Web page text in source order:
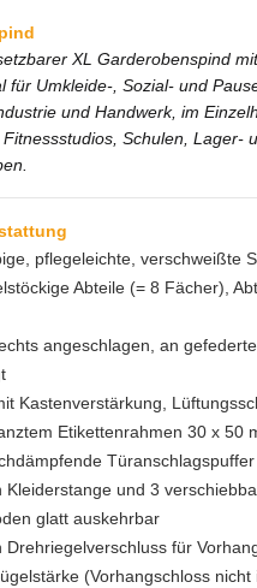
XL Garderobenspind
für Umkleide-, Sozial- und
und Handwerk, im
Schulen, Lager-
pflegeleichte, verschweißte
Abteile (= 8 Fächer),
angeschlagen, an
Kastenverstärkung,
Etikettenrahmen 30 x 50
Kleiderstange und 3
glatt auskehrbar
Drehriegelverschluss für
(Vorhangschloss